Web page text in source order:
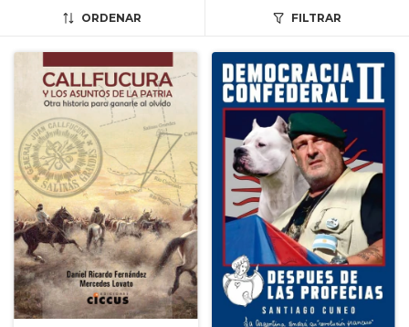
ORDENAR FILTRAR